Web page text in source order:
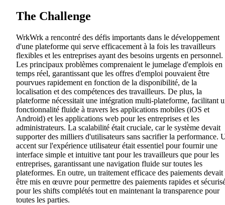
The Challenge
WrkWrk a rencontré des défis importants dans le développement
d'une plateforme qui serve efficacement à la fois les travailleurs
flexibles et les entreprises ayant des besoins urgents en personnel.
Les principaux problèmes comprenaient le jumelage d'emplois en
temps réel, garantissant que les offres d'emploi pouvaient être
pourvues rapidement en fonction de la disponibilité, de la
localisation et des compétences des travailleurs. De plus, la
plateforme nécessitait une intégration multi-plateforme, facilitant
fonctionnalité fluide à travers les applications mobiles (iOS et
Android) et les applications web pour les entreprises et les
administrateurs. La scalabilité était cruciale, car le système devait
supporter des milliers d'utilisateurs sans sacrifier la performance.
accent sur l'expérience utilisateur était essentiel pour fournir une
interface simple et intuitive tant pour les travailleurs que pour les
entreprises, garantissant une navigation fluide sur toutes les
plateformes. En outre, un traitement efficace des paiements devait
être mis en œuvre pour permettre des paiements rapides et
pour les shifts complétés tout en maintenant la transparence pour
toutes les parties.